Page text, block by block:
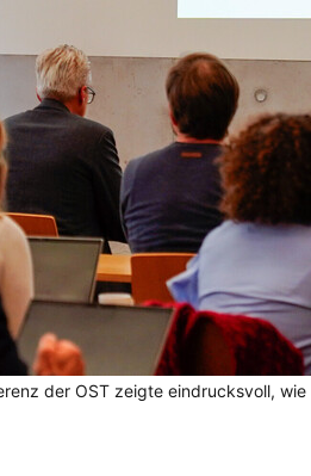
der OST zeigte eindrucksvoll,